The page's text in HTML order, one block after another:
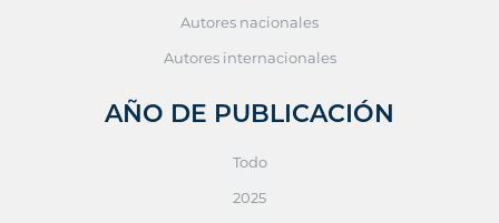
Autores nacionales
Autores internacionales
AÑO DE PUBLICACIÓN
Todo
2025